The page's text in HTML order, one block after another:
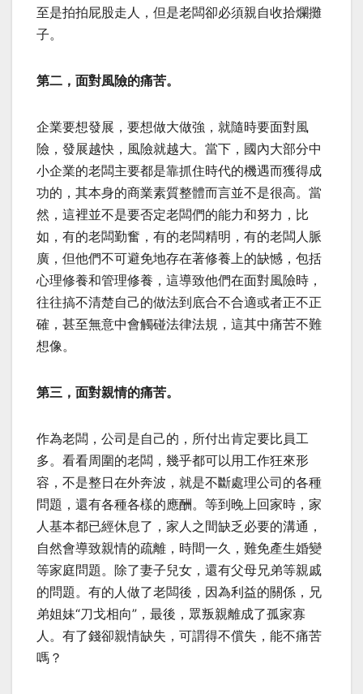
至是拍拍屁股走人，但是老闆卻必須親自收拾爛攤
子。
第二，面對風險的痛苦。
企業要想發展，要想做大做強，就隨時要面對風
險，發展越快，風險就越大。當下，國內大部分中
小企業的老闆主要都是靠抓住時代的機遇而獲得成
功的，其本身的商業素質整體而言並不是很高。當
然，這裡並不是要否定老闆們的能力和努力，比
如，有的老闆勤奮，有的老闆精明，有的老闆人脈
廣，但他們不可避免地存在著修養上的缺憾，包括
心理修養和管理修養，這導致他們在面對風險時，
往往搞不清楚自己的做法到底合不合適或者正不正
確，甚至無意中會觸碰法律法規，這其中痛苦不難
想像。
第三，面對親情的痛苦。
作為老闆，公司是自己的，所付出肯定要比員工
多。看看周圍的老闆，幾乎都可以用工作狂來形
容，不是整日在外奔波，就是不斷處理公司的各種
問題，還有各種各樣的應酬。等到晚上回家時，家
人基本都已經休息了，家人之間缺乏必要的溝通，
自然會導致親情的疏離，時間一久，難免產生婚變
等家庭問題。除了妻子兒女，還有父母兄弟等親戚
的問題。有的人做了老闆後，因為利益的關係，兄
弟姐妹“刀戈相向”，最後，眾叛親離成了孤家寡
人。有了錢卻親情缺失，可謂得不償失，能不痛苦
嗎？